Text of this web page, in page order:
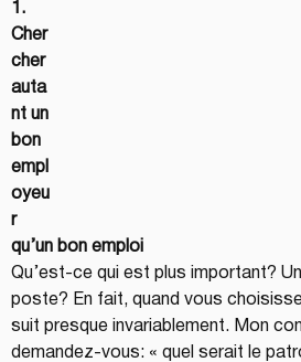
1.
Cher
cher
auta
nt un
bon
empl
oyeu
r
qu’un bon emploi
Qu’est-ce qui est plus important?
poste? En fait, quand vous
suit presque invariablement. Mon
demandez-vous: « quel serait le